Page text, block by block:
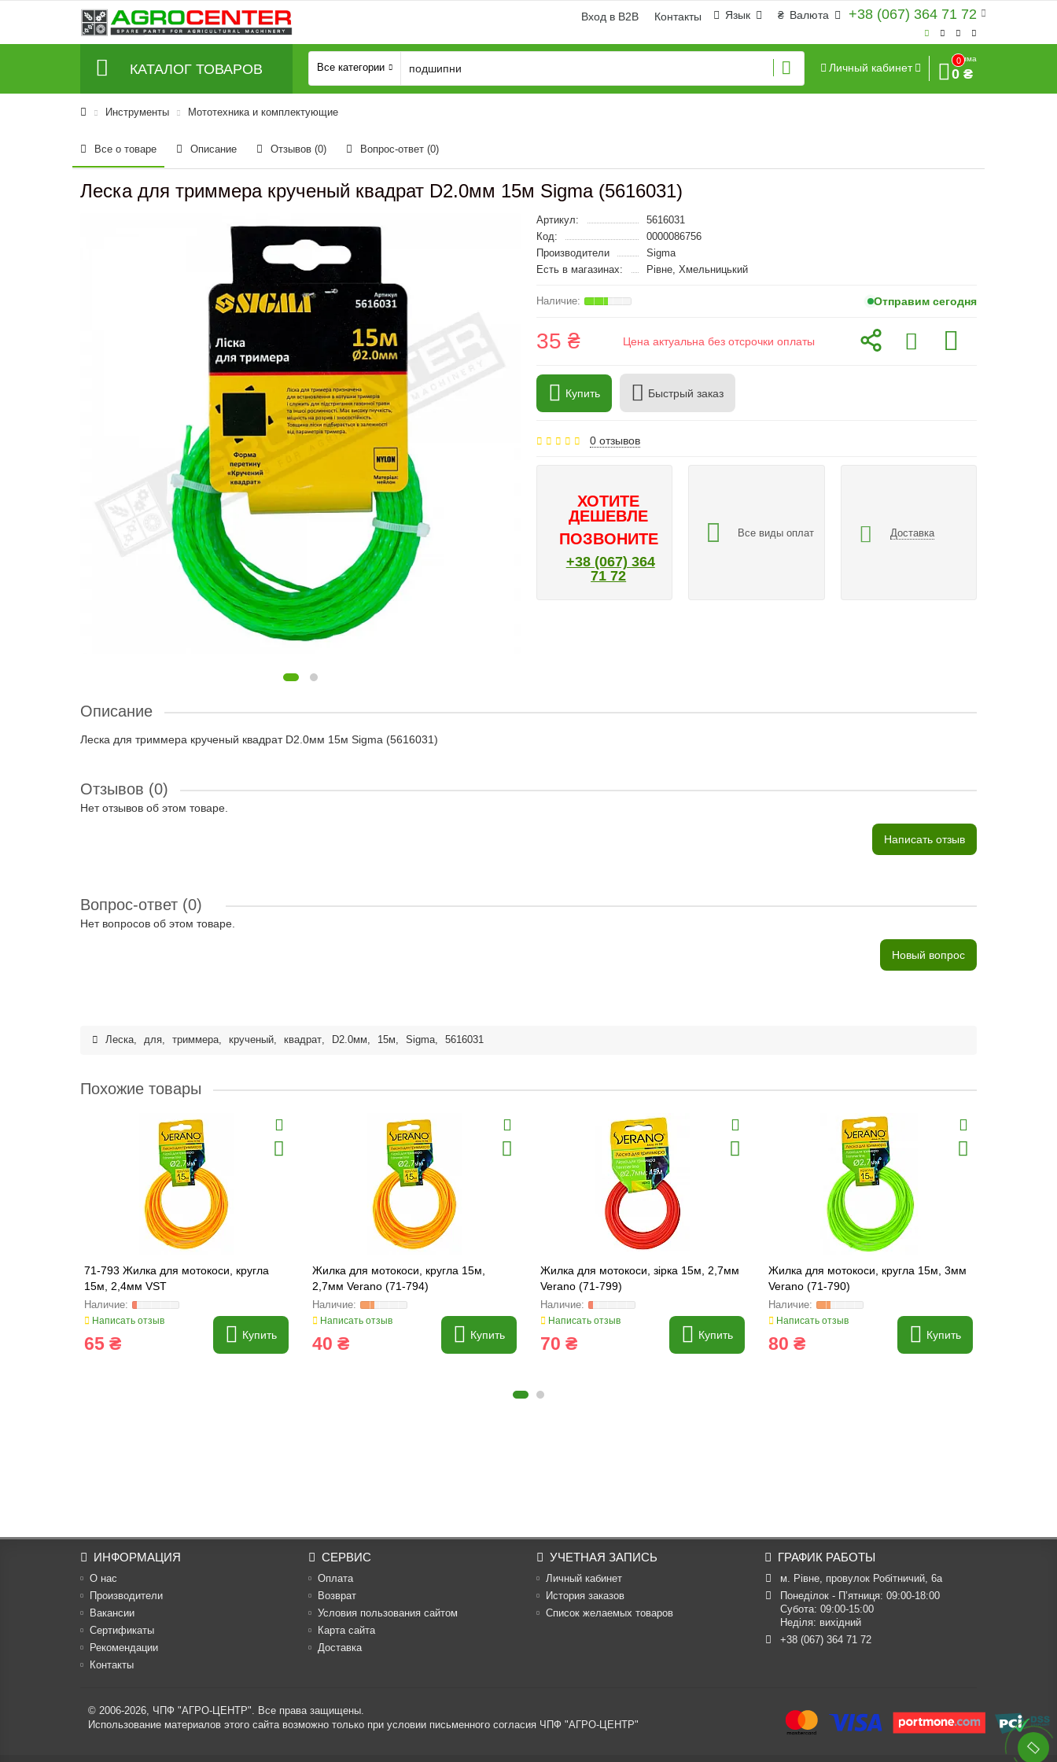
+38 (067) 364 71 72
₴ Валюта
Язык
Вход в B2B Контакты
КАТАЛОГ ТОВАРОВ Все категории Личный кабинет
0
Сумма
0 ₴
Инструменты Мототехника и комплектующие
Все о товаре Описание Отзывов (0) Вопрос-ответ (0)
Леска для триммера крученый квадрат D2.0мм 15м Sigma (5616031)
Артикул:
5616031
Код:
0000086756
Производители
Sigma
Есть в магазинах:
Рівне, Хмельницький
Отправим сегодня
35 ₴ Цена актуальна без отсрочки оплаты
Купить Быстрый заказ
0 отзывов
ХОТИТЕ
ДЕШЕВЛЕ
ПОЗВОНИТЕ
+38 (067) 364
71 72
Все виды оплат Доставка
Описание
Леска для триммера крученый квадрат D2.0мм 15м Sigma (5616031)
Отзывов (0)
Нет отзывов об этом товаре.
Написать отзыв
Вопрос-ответ (0)
Нет вопросов об этом товаре.
Новый вопрос
Леска, для, триммера, крученый, квадрат, D2.0мм, 15м, Sigma, 5616031
Похожие товары
71-793 Жилка для мотокоси, кругла
15м, 2,4мм VST
Написать отзыв
65 ₴ Купить
Жилка для мотокоси, кругла 15м,
2,7мм Verano (71-794)
Написать отзыв
40 ₴ Купить
Жилка для мотокоси, зірка 15м, 2,7мм
Verano (71-799)
Написать отзыв
70 ₴ Купить
Жилка для мотокоси, кругла 15м, 3мм
Verano (71-790)
Написать отзыв
80 ₴ Купить
ИНФОРМАЦИЯ
О нас
Производители
Вакансии
Cертификаты
Рекомендации
Контакты
СЕРВИС
Оплата
Возврат
Условия пользования сайтом
Карта сайта
Доставка
УЧЕТНАЯ ЗАПИСЬ
Личный кабинет
История заказов
Список желаемых товаров
ГРАФИК РАБОТЫ
м. Рівне, провулок Робітничий, 6а
Понеділок - П’ятниця: 09:00-18:00
Субота: 09:00-15:00
Неділя: вихідний
+38 (067) 364 71 72
© 2006-2026, ЧПФ "АГРО-ЦЕНТР". Все права защищены.
Использование материалов этого сайта возможно только при условии письменного согласия ЧПФ "АГРО-ЦЕНТР"